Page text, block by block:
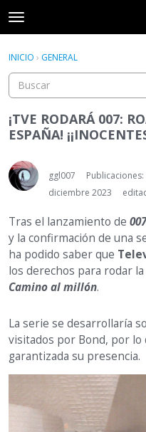
t
o
g
e
m
e
n
u
Hilos
Actividad
Acceder
INICIO › GENERAL
¡TVE RODARÁ 007:
ESPAÑA!
ggl007
Publicaciones:
diciembre 2023
Tras el lanzamiento de
y la confirmación de una
ha podido saber que
los derechos para rodar
Camino al millón.
La serie se desarrollaría
visitados por Bond, por lo
garantizada su presencia.